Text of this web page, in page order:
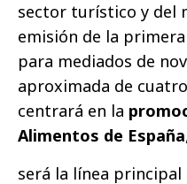
sector turístico y del
emisión de la
para mediados de
aproximada de
centrará en la
Alimentos de España
será la línea principal